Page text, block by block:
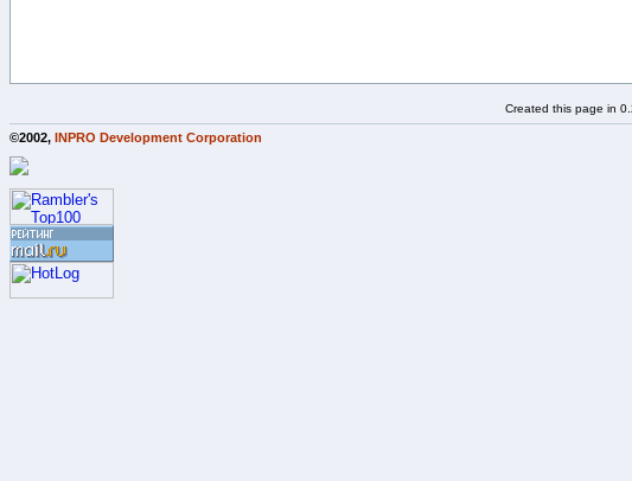
Created this page in
©2002, INPRO Development Corporation